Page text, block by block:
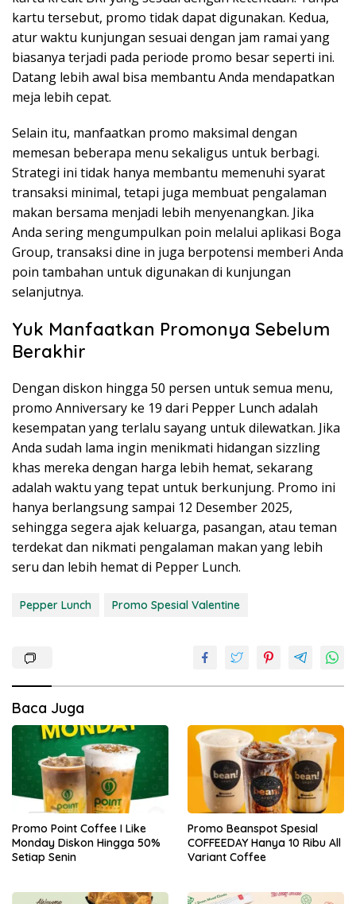
kartu tersebut, promo tidak dapat digunakan. Kedua,
atur waktu kunjungan sesuai dengan jam ramai yang
biasanya terjadi pada periode promo besar seperti ini.
Datang lebih awal bisa membantu Anda mendapatkan
meja lebih cepat.
Selain itu, manfaatkan promo maksimal dengan
memesan beberapa menu sekaligus untuk berbagi.
Strategi ini tidak hanya membantu memenuhi syarat
transaksi minimal, tetapi juga membuat pengalaman
makan bersama menjadi lebih menyenangkan. Jika
Anda sering mengumpulkan poin melalui aplikasi Boga
Group, transaksi dine in juga berpotensi memberi Anda
poin tambahan untuk digunakan di kunjungan
selanjutnya.
Yuk Manfaatkan Promonya Sebelum
Berakhir
Dengan diskon hingga 50 persen untuk semua menu,
promo Anniversary ke 19 dari Pepper Lunch adalah
kesempatan yang terlalu sayang untuk dilewatkan. Jika
Anda sudah lama ingin menikmati hidangan sizzling
khas mereka dengan harga lebih hemat, sekarang
adalah waktu yang tepat untuk berkunjung. Promo ini
hanya berlangsung sampai 12 Desember 2025,
sehingga segera ajak keluarga, pasangan, atau teman
terdekat dan nikmati pengalaman makan yang lebih
seru dan lebih hemat di Pepper Lunch.
Pepper Lunch Promo Spesial Valentine
Baca Juga
Promo Point Coffee I Like
Monday Diskon Hingga 50%
Setiap Senin
Promo Beanspot Spesial
COFFEEDAY Hanya 10 Ribu All
Variant Coffee